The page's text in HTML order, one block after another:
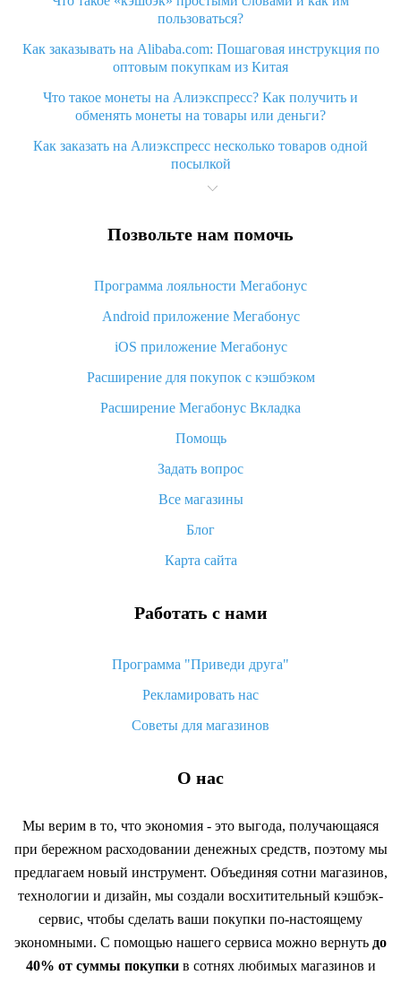
пользоваться?
Как заказывать на Alibaba.com: Пошаговая инструкция по
оптовым покупкам из Китая
Что такое монеты на Алиэкспресс? Как получить и
обменять монеты на товары или деньги?
Как заказать на Алиэкспресс несколько товаров одной
посылкой
Что значит статус «Заказ закрыт» на Алиэкспресс и что
Что делать, если Алиэкспресс просит ввести паспортные
Как узнать, куда пришла посылка с Алиэкспресс
Вы отменили заказ на Алиэкспресс, когда вернут деньги?
Что такое баллы на Алиэкспресс, как их получить и
«AliExpress Standard Shipping»: что это за метод доставки и
как его отслеживать
Как покупать оптом на Алиэкспресс
Что делать, если не пришел товар с Алиэкспресс
возврата денег
Позвольте нам помочь
Программа лояльности Мегабонус
Android приложение Мегабонус
iOS приложение Мегабонус
Расширение для покупок с кэшбэком
Расширение Мегабонус Вкладка
Помощь
Задать вопрос
Все магазины
Блог
Карта сайта
Работать с нами
Программа "Приведи друга"
Рекламировать нас
Советы для магазинов
О нас
Мы верим в то, что экономия - это выгода, получающаяся
при бережном расходовании денежных средств, поэтому мы
предлагаем новый инструмент. Объединяя сотни магазинов,
технологии и дизайн, мы создали восхитительный кэшбэк-
сервис, чтобы сделать ваши покупки по-настоящему
экономными. С помощью нашего сервиса можно вернуть до
40% от суммы покупкив сотнях любимых магазинов и